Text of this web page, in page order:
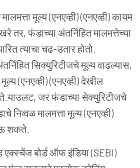
मूल्य (एनएव्ही) (एनएव्ही) कायम
तर, फंडाच्या अंतर्निहित मालमत्तेच्या
त्याचा चढ-उतार होतो.
सिक्युरिटीजचे मूल्य वाढल्यास,
(एनएव्ही) (एनएव्ही) देखील
जर फंडाच्या सेक्युरिटीजचे
निव्वळ मालमत्ता मूल्य (एनएव्ही)
शकते.
बोर्ड ऑफ इंडिया (SEBI)